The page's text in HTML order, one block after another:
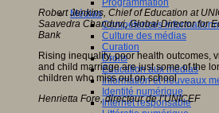
Programmation
Médias
Compétences
Culture des médias
Curation
Droits
Education aux médias
Information et nouveaux
Identité numérique
Internet responsable
Robert Jenkins, Chief of Education at
Saavedra Chanduvi, Global Director for
Bank
Rising inequality, poor health outcomes,
and child marriage are just some of the
children who miss out on school
Henrietta Fore, directeur de l’UNICEF